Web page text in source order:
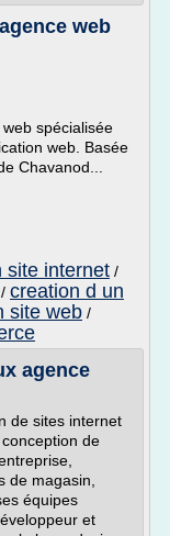
web
spécialisée
web. Basée
Chavanod...
site internet /
/ creation d un
site web /
agence
de sites internet
de
de magasin,
équipes
et